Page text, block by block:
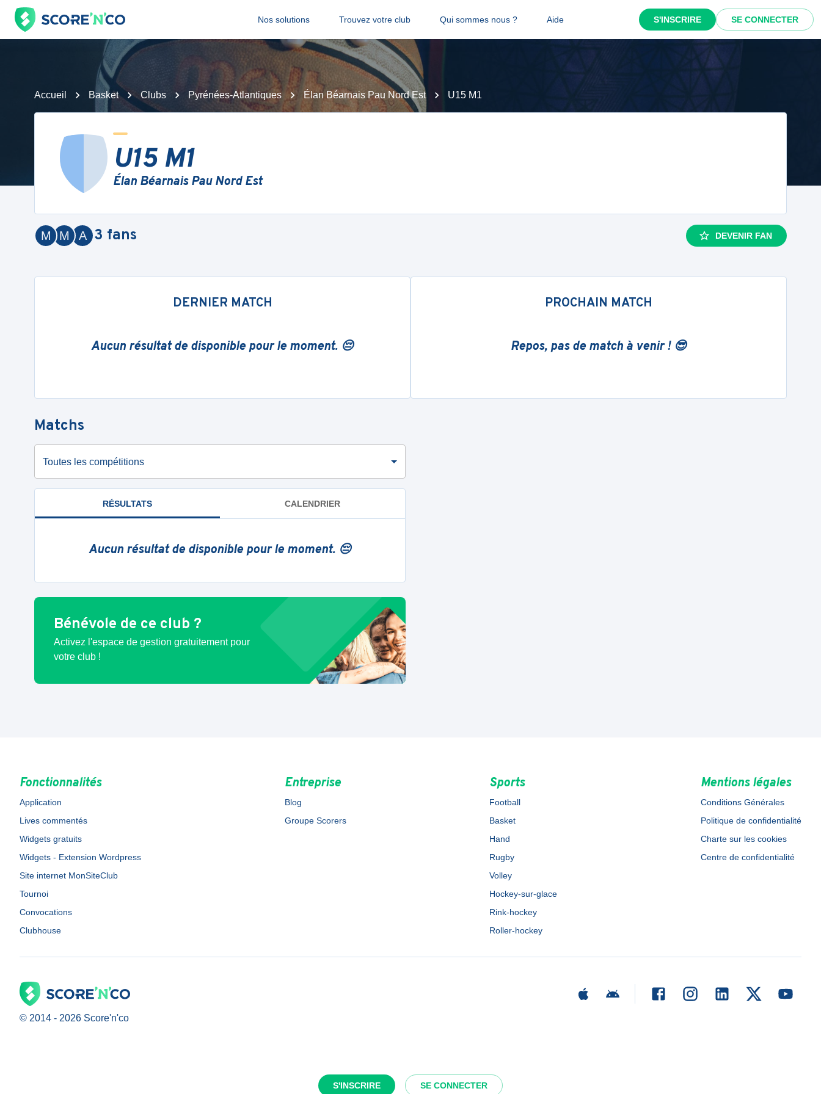
Nos solutions Trouvez votre club Qui sommes nous ? Aide S'INSCRIRE SE CONNECTER
S'INSCRIRE SE CONNECTER
Accueil Basket Clubs Pyrénées-Atlantiques Élan Béarnais Pau Nord Est U15 M1
U15 M1
Élan Béarnais Pau Nord Est
A
M
M 3 fans DEVENIR FAN
DERNIER MATCH
Aucun résultat de disponible pour le moment. 😔
PROCHAIN MATCH
Repos, pas de match à venir ! 😎
Matchs
Toutes les compétitions
RÉSULTATS CALENDRIER
Aucun résultat de disponible pour le moment. 😔
Bénévole de ce club ?
Activez l'espace de gestion gratuitement pour
votre club !
Fonctionnalités
Application
Lives commentés
Widgets gratuits
Widgets - Extension Wordpress
Site internet MonSiteClub
Tournoi
Convocations
Clubhouse
Entreprise
Blog
Groupe Scorers
Sports
Football
Basket
Hand
Rugby
Volley
Hockey-sur-glace
Rink-hockey
Roller-hockey
Mentions légales
Conditions Générales
Politique de confidentialité
Charte sur les cookies
Centre de confidentialité
© 2014 - 2026 Score'n'co